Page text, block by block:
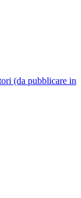
(da pubblicare in